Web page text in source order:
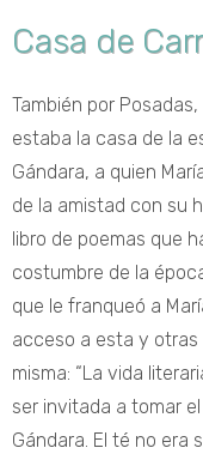
Casa de
También por
estaba la casa de la
Gándara, a quien
de la amistad con su
libro de poemas que
costumbre de la
que le franqueó a
acceso a esta y otras
misma: “La vida
ser invitada a tomar
Gándara. El té no era